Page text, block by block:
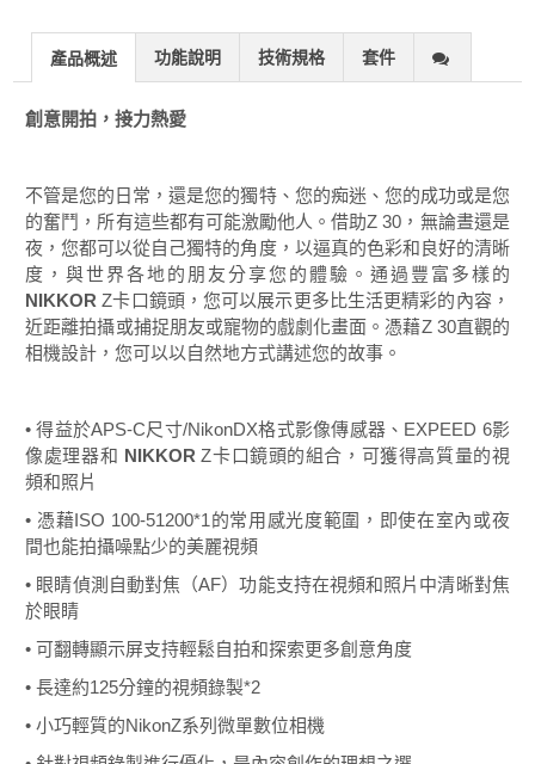
產品概述 功能說明 技術規格 套件
創意開拍，接力熱愛
不管是您的日常，還是您的獨特、您的痴迷、您的成功或是您
的奮鬥，所有這些都有可能激勵他人。借助Z 30，無論晝還是
夜，您都可以從自己獨特的角度，以逼真的色彩和良好的清晰
度，與世界各地的朋友分享您的體驗。通過豐富多樣的
NIKKOR Z卡口鏡頭，您可以展示更多比生活更精彩的內容，
近距離拍攝或捕捉朋友或寵物的戲劇化畫面。憑藉Z 30直觀的
相機設計，您可以以自然地方式講述您的故事。
• 得益於APS-C尺寸/NikonDX格式影像傳感器、EXPEED 6影
像處理器和 NIKKOR Z卡口鏡頭的組合，可獲得高質量的視
頻和照片
• 憑藉ISO 100-51200*1的常用感光度範圍，即使在室內或夜
間也能拍攝噪點少的美麗視頻
• 眼睛偵測自動對焦（AF）功能支持在視頻和照片中清晰對焦
於眼睛
• 可翻轉顯示屏支持輕鬆自拍和探索更多創意角度
• 長達約125分鐘的視頻錄製*2
• 小巧輕質的NikonZ系列微單數位相機